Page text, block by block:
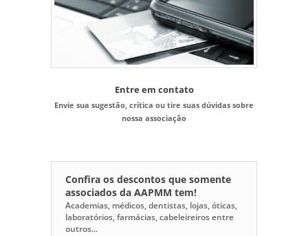
Entre em contato
Envie sua sugestão, crítica ou tire suas dúvidas sobre
nossa associação
Confira os descontos que somente
associados da AAPMM tem!
Academias, médicos, dentistas, lojas, óticas,
laboratórios, farmácias, cabeleireiros entre
outros...